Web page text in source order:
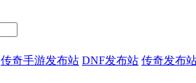
传奇手游发布站 DNF发布站 传奇发布